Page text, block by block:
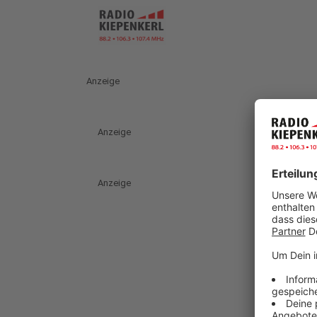
Anzeige
Anzeige
Anzeige